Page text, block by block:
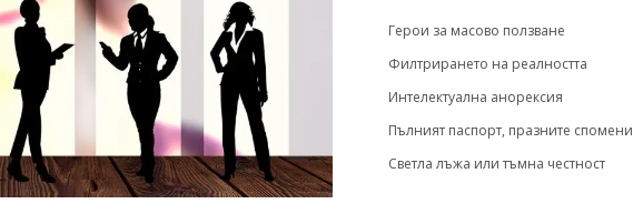
Герои за масово ползване
Филтрирането на реалността
Интелектуална анорексия
Пълният паспорт, празните спомени
Светла лъжа или тъмна честност